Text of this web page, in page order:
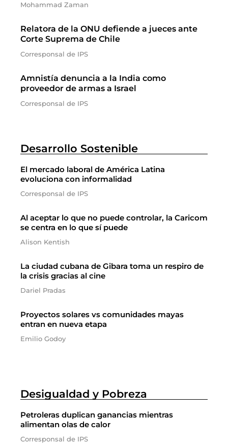
Mohammad Zaman
Relatora de la ONU defiende a jueces ante
Corte Suprema de Chile
Corresponsal de IPS
Amnistía denuncia a la India como
proveedor de armas a Israel
Corresponsal de IPS
Desarrollo Sostenible
El mercado laboral de América Latina
evoluciona con informalidad
Corresponsal de IPS
Al aceptar lo que no puede controlar, la Caricom
se centra en lo que sí puede
Alison Kentish
La ciudad cubana de Gibara toma un respiro de
la crisis gracias al cine
Dariel Pradas
Proyectos solares vs comunidades mayas
entran en nueva etapa
Emilio Godoy
Desigualdad y Pobreza
Petroleras duplican ganancias mientras
alimentan olas de calor
Corresponsal de IPS